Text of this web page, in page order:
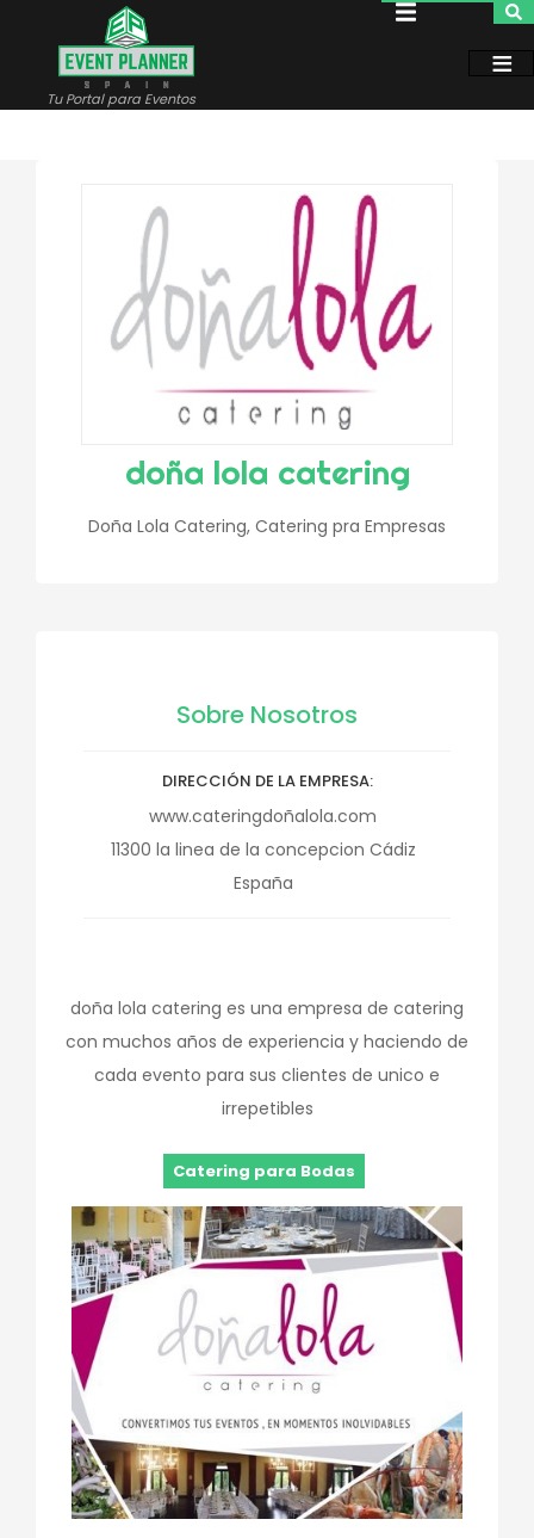
contenido
Tu Portal para Eventos
doña lola catering
Doña Lola Catering, Catering pra Empresas
Sobre Nosotros
DIRECCIÓN DE LA EMPRESA
www.cateringdoñalola.com
11300 la linea de la concepcion Cádiz
España
doña lola catering es una empresa de catering
con muchos años de experiencia y haciendo de
cada evento para sus clientes de unico e
irrepetibles
Catering para Bodas